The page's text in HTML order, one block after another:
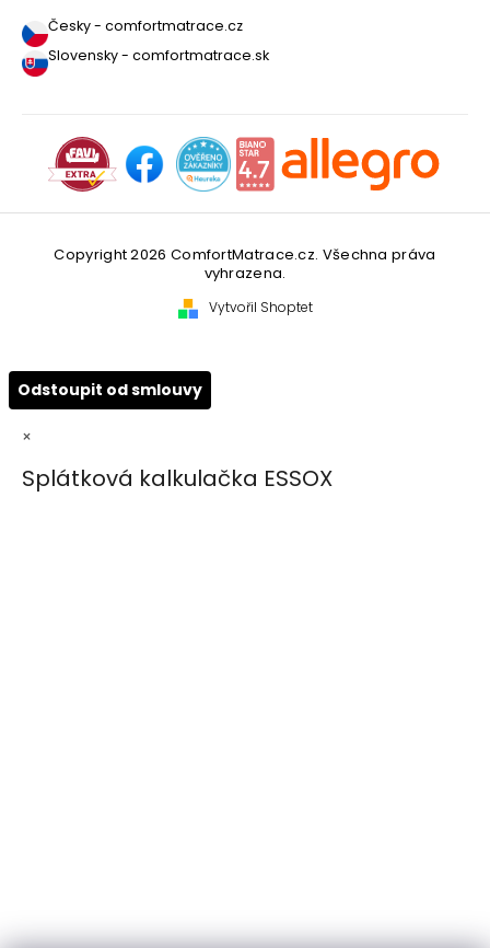
Česky - comfortmatrace.cz
Slovensky - comfortmatrace.sk
Vytvořil Shoptet
Copyright 2026 ComfortMatrace.cz. Všechna práva
vyhrazena.
Odstoupit od smlouvy
×
Splátková kalkulačka ESSOX